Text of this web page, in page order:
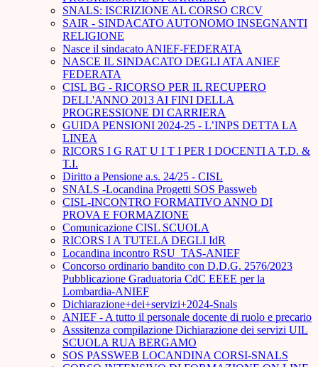
SNALS: ISCRIZIONE AL CORSO CRCV
SAIR - SINDACATO AUTONOMO INSEGNANTI
RELIGIONE
Nasce il sindacato ANIEF-FEDERATA
NASCE IL SINDACATO DEGLI ATA ANIEF
FEDERATA
CISL BG - RICORSO PER IL RECUPERO
DELL'ANNO 2013 AI FINI DELLA
PROGRESSIONE DI CARRIERA
GUIDA PENSIONI 2024-25 - L’INPS DETTA LA
LINEA
RICORS I G RAT U I T I PER I DOCENTI A T.D. &
T.I.
Diritto a Pensione a.s. 24/25 - CISL
SNALS -Locandina Progetti SOS Passweb
CISL-INCONTRO FORMATIVO ANNO DI
PROVA E FORMAZIONE
Comunicazione CISL SCUOLA
RICORS I A TUTELA DEGLI IdR
Locandina incontro RSU_TAS-ANIEF
Concorso ordinario bandito con D.D.G. 2576/2023
Pubblicazione Graduatoria CdC EEEE per la
Lombardia-ANIEF
Dichiarazione+dei+servizi+2024-Snals
ANIEF - A tutto il personale docente di ruolo e precario
Asssitenza compilazione Dichiarazione dei servizi UIL
SCUOLA RUA BERGAMO
SOS PASSWEB LOCANDINA CORSI-SNALS